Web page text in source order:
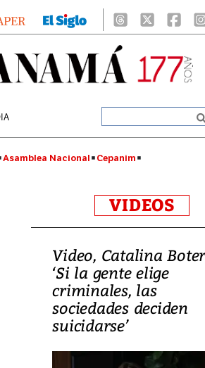
Asamblea Nacional Cepanim
VIDEOS
Video, Catalina
‘Si la gente elige
criminales, las
sociedades deciden
suicidarse’